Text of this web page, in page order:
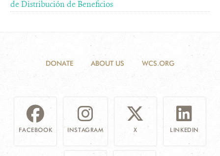
de Distribución de Beneficios
DONATE ABOUT US WCS.ORG
FACEBOOK INSTAGRAM X LINKEDIN